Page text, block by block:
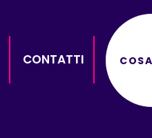
CONTATTI